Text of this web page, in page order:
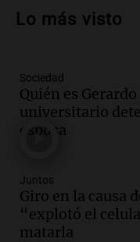
provincia y
Audio.
recordó su
siempre:
Viva la Radio
Audio.
más
de Casa del
Panorama
Lo más visto
Sociedad
Quién es
universitario
esposa
Juntos
Giro en la causa
“explotó el
matarla